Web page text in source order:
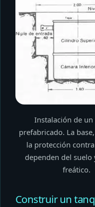
Instalación de un
prefabricado. La
la protección
dependen del suelo
freático.
Construir un